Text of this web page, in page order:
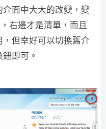
面中大大的改變，變
右邊才是清單，而且
但幸好可以切換舊介
即可。